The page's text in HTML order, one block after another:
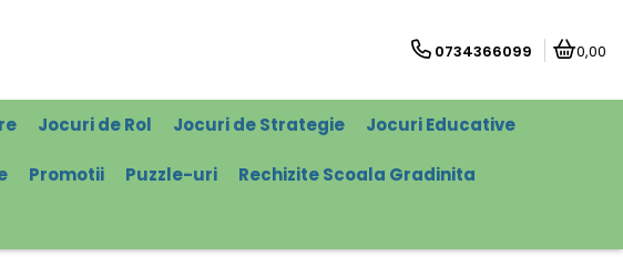
0734366099 0,00
Jocuri de Rol Jocuri de Strategie Jocuri Educative
Promotii Puzzle-uri Rechizite Scoala Gradinita